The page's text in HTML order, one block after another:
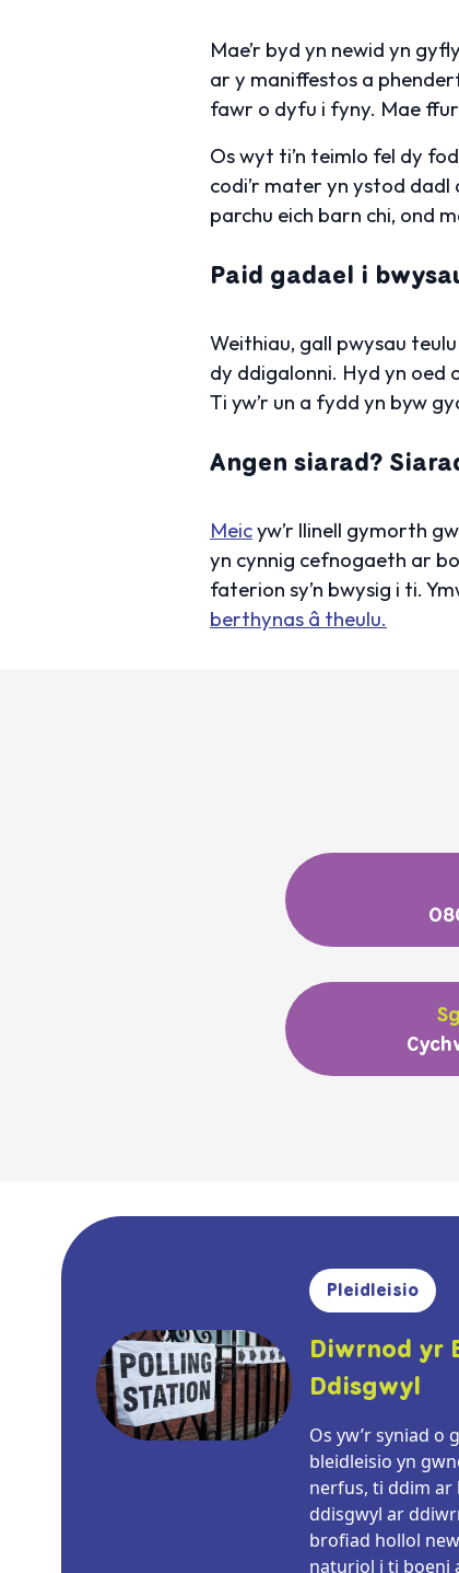
Mae’r byd yn newid yn
ar y maniffestos a
fawr o dyfu i fyny. Mae
Os wyt ti’n teimlo fel dy
codi’r mater yn ystod
parchu eich barn chi, ond
Paid gadael i
Weithiau, gall pwysau
dy ddigalonni. Hyd yn oed
Ti yw’r un a fydd yn byw
Angen siarad?
Meicyw’r llinell gymorth
yn cynnig cefnogaeth ar
faterion sy’n bwysig i ti.
berthynas â theulu.
Pleidleisio
Diwrnod yr
Ddisgwyl
Os yw’r syniad o
bleidleisio yn
nerfus, ti ddim ar
ddisgwyl ar
brofiad hollol
naturiol i ti boeni